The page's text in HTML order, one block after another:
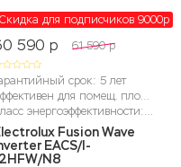
Скидка для подписчиков 9000p
590 p 61 590 p
срок: 5 лет
Эффективен для помещ. площадью до (м2): до 36 м2
Класс энергоэффективности: А++
Fusion Wave
EACS/I-
N8